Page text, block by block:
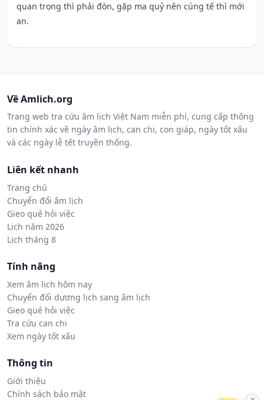
quan trọng thì phải đòn, gặp ma quỷ nên cúng tế thì mới
an.
Về Amlich.org
Trang web tra cứu âm lịch Việt Nam miễn phí, cung cấp thông
tin chính xác về ngày âm lịch, can chi, con giáp, ngày tốt xấu
và các ngày lễ tết truyền thống.
Liên kết nhanh
Trang chủ
Chuyển đổi âm lịch
Gieo quẻ hỏi việc
Lịch năm 2026
Lịch tháng 8
Tính năng
Xem âm lịch hôm nay
Chuyển đổi dương lịch sang âm lịch
Gieo quẻ hỏi việc
Tra cứu can chi
Xem ngày tốt xấu
Thông tin
Giới thiệu
Chính sách bảo mật